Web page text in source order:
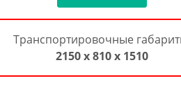
Транспортировочные
2150 х 810 х 1510